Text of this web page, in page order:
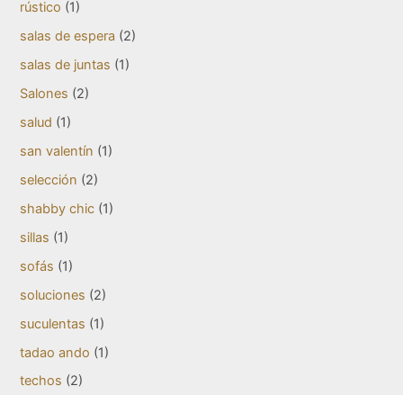
rústico (1)
salas de espera (2)
salas de juntas (1)
Salones (2)
salud (1)
san valentín (1)
selección (2)
shabby chic (1)
sillas (1)
sofás (1)
soluciones (2)
suculentas (1)
tadao ando (1)
techos (2)